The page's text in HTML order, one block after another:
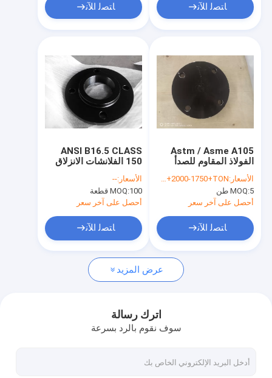
منتجات
معلومات عنا
جولة في المعمل
أخبار
حالات
33259 مشروع محلول فلانجي جوست 33259
ﺎﺘﺼﻟ ﺍﻶﻧ ﺎﺘﺼﻟ ﺍﻶﻧ
ANSI B16.5 CLASS
150 الفلانشات الانزلاق
على لحام الفولاذ
الكربوني والفولاذ الذي لا
يصدأ
الأسعار:--
MOQ:100 قطعة
أحصل على آخر سعر
ﺎﺘﺼﻟ ﺍﻶﻧ
Astm / Asme A105
الفولاذ المقاوم للصدأ
شفة 150 رطل Dn150
الأسعار:USD+2000-1750+TON
MOQ:5 طن
أحصل على آخر سعر
ﺎﺘﺼﻟ ﺍﻶﻧ
عرض المزيد
اترك رسالة
سوف نقوم بالرد بسرعة